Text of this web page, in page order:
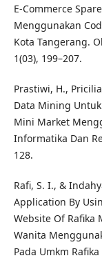
E-Commerce
Menggunakan
Kota Tangerang.
1(03), 199–207.
Prastiwi, H.,
Data Mining
Mini Market
Informatika Dan
128.
Rafi, S. I., &
Application By
Website Of Rafika
Wanita
Pada Umkm